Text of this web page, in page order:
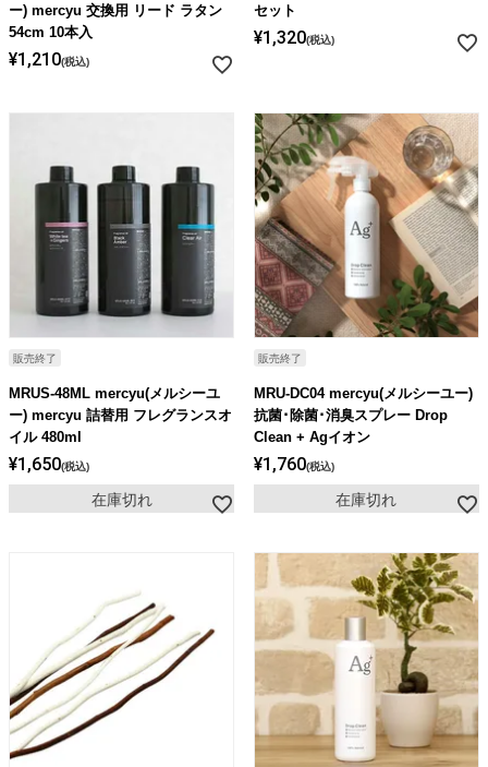
ー) mercyu 交換用 リード ラタン
54cm 10本入
¥1,210 税込
セット
¥1,320 税込
販売終了
MRUS-48ML mercyu(メルシーユ
ー) mercyu 詰替用 フレグランスオ
イル 480ml
¥1,650 税込
在庫切れ
販売終了
MRU-DC04 mercyu(メルシーユー)
抗菌･除菌･消臭スプレー Drop
Clean + Agイオン
¥1,760 税込
在庫切れ